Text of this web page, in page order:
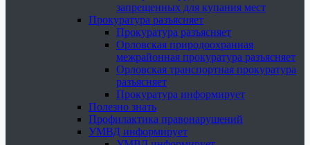
запрещенных для купания мест
Прокуратура разъясняет
Прокуратура разъясняет
Орловская природоохранная
межрайонная прокуратура разъясняет
Орловская транспортная прокуратура
разъясняет
Прокуратура информирует
Полезно знать
Профилактика правонарушений
УМВД информирует